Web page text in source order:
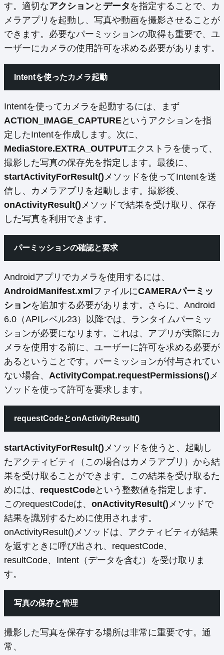
す。適切なアクションと データ を指定することで、カ
メラアプリを起動し、写真や動画を撮影させることが
できます。必要なパーミッションの取得も重要で、ユ
ーザーにカメラの使用許可を求める必要があります。
Intentを使ったカメラ起動
Intentを使ってカメラを起動するには、まず
ACTION_IMAGE_CAPTUREというアクションを指
定したIntentを作成します。次に、
MediaStore.EXTRA_OUTPUTエクストラを使って、
撮影した写真の保存先を指定します。最後に、
startActivityForResult()メソッドを使ってIntentを送
信し、カメラアプリを起動します。撮影後、
onActivityResult()メソッドで結果を受け取り、保存
した写真を利用できます。
パーミッションの確認と要求
Androidアプリでカメラを使用するには、
AndroidManifest.xml ファイルにCAMERAパーミッ
ションを追加する必要があります。さらに、Android
6.0（APIレベル23）以降では、ランタイムパーミッ
ションが必要になります。これは、アプリが実際にカ
メラを使用する前に、ユーザーに許可を求める必要が
あるということです。パーミッションが付与されてい
ない場合、 ActivityCompat.requestPermissions()メ
ソッドを使って許可を要求します。
requestCodeとonActivityResult()
startActivityForResult()メソッドを使うと、起動し
たアクティビティ（この場合はカメラアプリ）から結
果を受け取ることができます。この結果を受け取るた
めには、 requestCodeという整数値を指定します。
このrequestCodeは、 onActivityResult()メソッドで
結果を識別するために使用されます。
onActivityResult()メソッドは、アクティビティが結果
を返すときに呼び出され、requestCode、
resultCode、Intent（データを含む）を受け取りま
す。
写真の保存と管理
撮影した写真を保存する場所は非常に重要です。通
常、